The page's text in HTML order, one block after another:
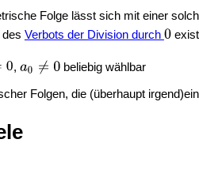
Folge lässt sich mit einer
Verbots der Division durch
, beliebig wählbar
Folgen, die (überhaupt